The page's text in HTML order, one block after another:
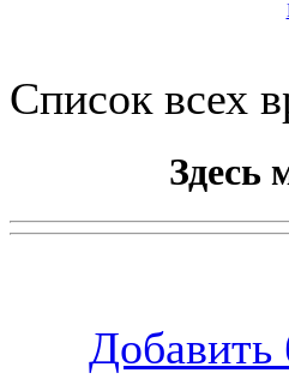
Список всех
Здесь
Добавить